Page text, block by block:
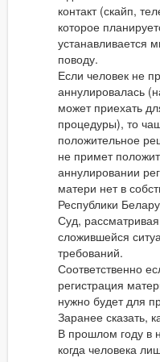
контакт (скайп,
которое
устанавливается
поводу.
Если человек не
аннулировалась
может приехать
процедуры), то
положительное
не примет
аннулировании
матери нет в
Республики
Суд,
сложившейся
требований.
Соответственно
регистрация
нужно будет для
Заранее сказать,
В прошлом году в
когда человека